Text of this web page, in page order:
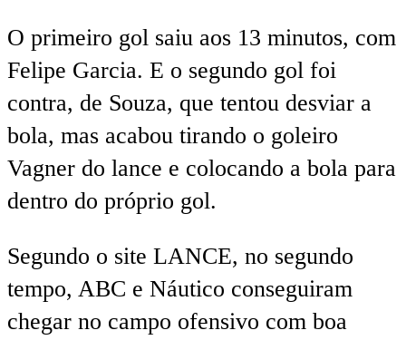
O primeiro gol saiu aos 13 minutos, com
Felipe Garcia. E o segundo gol foi
contra, de Souza, que tentou desviar a
bola, mas acabou tirando o goleiro
Vagner do lance e colocando a bola para
dentro do próprio gol.
Segundo o site LANCE, no segundo
tempo, ABC e Náutico conseguiram
chegar no campo ofensivo com boa